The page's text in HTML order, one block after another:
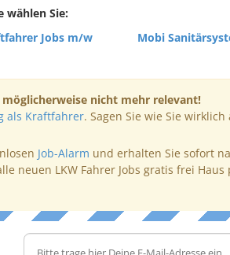
wählen Sie:
Jobs m/w Mobi
nicht mehr relevant!
als Kraftfahrer. Sagen Sie wie Sie
Job-Alarm und erhalten Sie sofort
neuen LKW Fahrer Jobs gratis frei Haus